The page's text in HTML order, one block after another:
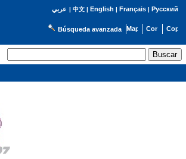
عربي | 中文| English | Français| Русский
Búsqueda avanzada